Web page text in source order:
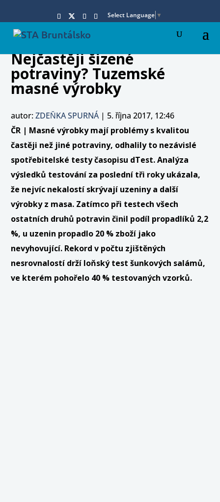
Select Language ▼
Nejčastěji šizené
potraviny? Tuzemské
masné výrobky
autor:ZDEŇKA SPURNÁ| 5. října 2017, 12:46
ČR | Masné výrobky mají problémy s kvalitou
častěji než jiné potraviny, odhalily to nezávislé
spotřebitelské testy časopisu dTest. Analýza
výsledků testování za poslední tři roky ukázala,
že nejvíc nekalostí skrývají uzeniny a další
výrobky z masa. Zatímco při testech všech
ostatních druhů potravin činil podíl propadlíků 2,2
%, u uzenin propadlo 20 % zboží jako
nevyhovující. Rekord v počtu zjištěných
nesrovnalostí drží loňský test šunkových salámů,
ve kterém pohořelo 40 % testovaných vzorků.